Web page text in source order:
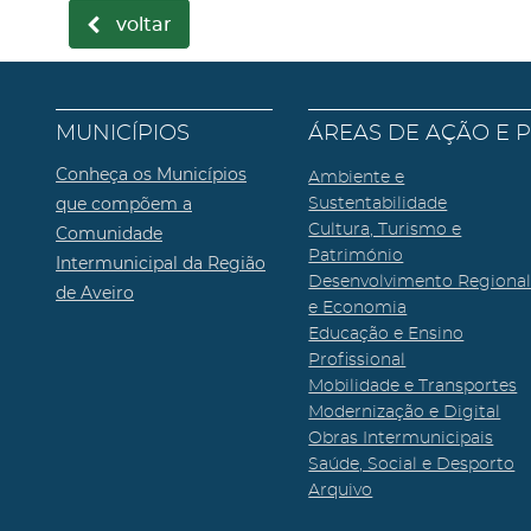
voltar
MUNICÍPIOS
Conheça os Municípios
que compõem a
Comunidade
Intermunicipal da Região
de Aveiro
ÁREAS DE AÇÃO E
Ambiente e
Sustentabilidade
Cultura, Turismo e
Património
Desenvolvimento Regional
e Economia
Educação e Ensino
Profissional
Mobilidade e Transportes
Modernização e Digital
Obras Intermunicipais
Saúde, Social e Desporto
Arquivo